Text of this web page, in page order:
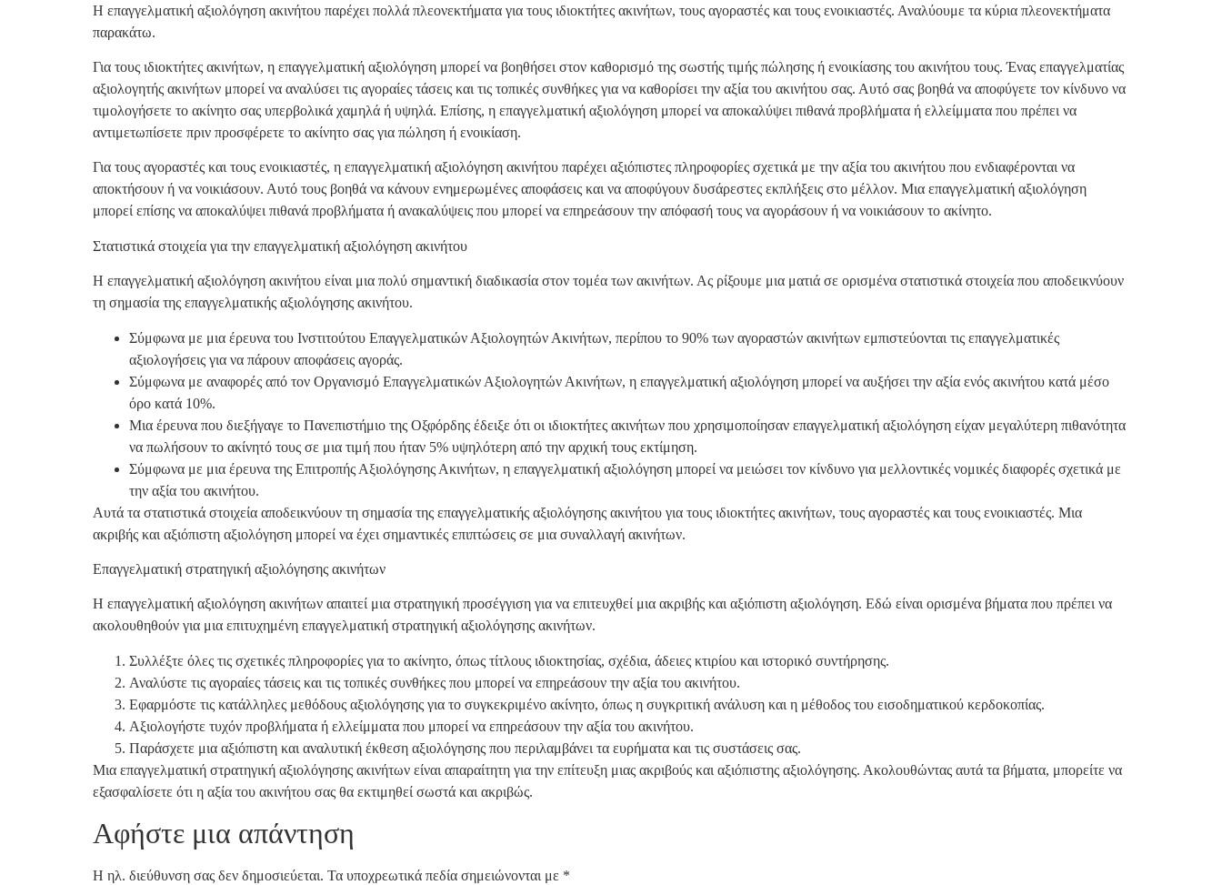
Η επαγγελματική αξιολόγηση ακινήτου παρέχει πολλά πλεονεκτήματα για τους ιδιοκτήτες ακινήτων, τους αγοραστές και τους ενοικιαστές. Αναλύουμε τα κύρια πλεονεκτήματα
παρακάτω.
Για τους ιδιοκτήτες ακινήτων, η επαγγελματική αξιολόγηση μπορεί να βοηθήσει στον καθορισμό της σωστής τιμής πώλησης ή ενοικίασης του ακινήτου τους. Ένας επαγγελματίας
αξιολογητής ακινήτων μπορεί να αναλύσει τις αγοραίες τάσεις και τις τοπικές συνθήκες για να καθορίσει την αξία του ακινήτου σας. Αυτό σας βοηθά να αποφύγετε τον κίνδυνο να
τιμολογήσετε το ακίνητο σας υπερβολικά χαμηλά ή υψηλά. Επίσης, η επαγγελματική αξιολόγηση μπορεί να αποκαλύψει πιθανά προβλήματα ή ελλείμματα που πρέπει να
αντιμετωπίσετε πριν προσφέρετε το ακίνητο σας για πώληση ή ενοικίαση.
Για τους αγοραστές και τους ενοικιαστές, η επαγγελματική αξιολόγηση ακινήτου παρέχει αξιόπιστες πληροφορίες σχετικά με την αξία του ακινήτου που ενδιαφέρονται να
αποκτήσουν ή να νοικιάσουν. Αυτό τους βοηθά να κάνουν ενημερωμένες αποφάσεις και να αποφύγουν δυσάρεστες εκπλήξεις στο μέλλον. Μια επαγγελματική αξιολόγηση
μπορεί επίσης να αποκαλύψει πιθανά προβλήματα ή ανακαλύψεις που μπορεί να επηρεάσουν την απόφασή τους να αγοράσουν ή να νοικιάσουν το ακίνητο.
Στατιστικά στοιχεία για την επαγγελματική αξιολόγηση ακινήτου
Η επαγγελματική αξιολόγηση ακινήτου είναι μια πολύ σημαντική διαδικασία στον τομέα των ακινήτων. Ας ρίξουμε μια ματιά σε ορισμένα στατιστικά στοιχεία που αποδεικνύουν
τη σημασία της επαγγελματικής αξιολόγησης ακινήτου.
Σύμφωνα με μια έρευνα του Ινστιτούτου Επαγγελματικών Αξιολογητών Ακινήτων, περίπου το 90% των αγοραστών ακινήτων εμπιστεύονται τις επαγγελματικές
αξιολογήσεις για να πάρουν αποφάσεις αγοράς.
Σύμφωνα με αναφορές από τον Οργανισμό Επαγγελματικών Αξιολογητών Ακινήτων, η επαγγελματική αξιολόγηση μπορεί να αυξήσει την αξία ενός ακινήτου κατά μέσο
όρο κατά 10%.
Μια έρευνα που διεξήγαγε το Πανεπιστήμιο της Οξφόρδης έδειξε ότι οι ιδιοκτήτες ακινήτων που χρησιμοποίησαν επαγγελματική αξιολόγηση είχαν μεγαλύτερη πιθανότητα
να πωλήσουν το ακίνητό τους σε μια τιμή που ήταν 5% υψηλότερη από την αρχική τους εκτίμηση.
Σύμφωνα με μια έρευνα της Επιτροπής Αξιολόγησης Ακινήτων, η επαγγελματική αξιολόγηση μπορεί να μειώσει τον κίνδυνο για μελλοντικές νομικές διαφορές σχετικά με
την αξία του ακινήτου.
Αυτά τα στατιστικά στοιχεία αποδεικνύουν τη σημασία της επαγγελματικής αξιολόγησης ακινήτου για τους ιδιοκτήτες ακινήτων, τους αγοραστές και τους ενοικιαστές. Μια
ακριβής και αξιόπιστη αξιολόγηση μπορεί να έχει σημαντικές επιπτώσεις σε μια συναλλαγή ακινήτων.
Επαγγελματική στρατηγική αξιολόγησης ακινήτων
Η επαγγελματική αξιολόγηση ακινήτων απαιτεί μια στρατηγική προσέγγιση για να επιτευχθεί μια ακριβής και αξιόπιστη αξιολόγηση. Εδώ είναι ορισμένα βήματα που πρέπει να
ακολουθηθούν για μια επιτυχημένη επαγγελματική στρατηγική αξιολόγησης ακινήτων.
Συλλέξτε όλες τις σχετικές πληροφορίες για το ακίνητο, όπως τίτλους ιδιοκτησίας, σχέδια, άδειες κτιρίου και ιστορικό συντήρησης.
Αναλύστε τις αγοραίες τάσεις και τις τοπικές συνθήκες που μπορεί να επηρεάσουν την αξία του ακινήτου.
Εφαρμόστε τις κατάλληλες μεθόδους αξιολόγησης για το συγκεκριμένο ακίνητο, όπως η συγκριτική ανάλυση και η μέθοδος του εισοδηματικού κερδοκοπίας.
Αξιολογήστε τυχόν προβλήματα ή ελλείμματα που μπορεί να επηρεάσουν την αξία του ακινήτου.
Παράσχετε μια αξιόπιστη και αναλυτική έκθεση αξιολόγησης που περιλαμβάνει τα ευρήματα και τις συστάσεις σας.
Μια επαγγελματική στρατηγική αξιολόγησης ακινήτων είναι απαραίτητη για την επίτευξη μιας ακριβούς και αξιόπιστης αξιολόγησης. Ακολουθώντας αυτά τα βήματα, μπορείτε να
εξασφαλίσετε ότι η αξία του ακινήτου σας θα εκτιμηθεί σωστά και ακριβώς.
Αφήστε μια απάντηση
Η ηλ. διεύθυνση σας δεν δημοσιεύεται. Τα υποχρεωτικά πεδία σημειώνονται με *